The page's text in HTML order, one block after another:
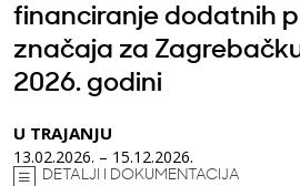
financiranje dodatnih
značaja za
2026. godini
U TRAJANJU
13.02.2026. – 15.12.2026.
DETALJI I DOKUMENTACIJA